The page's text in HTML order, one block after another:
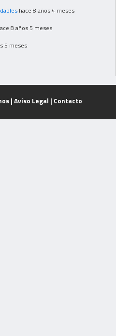
hace 8 años 4 meses
8 años 5 meses
5 meses
| Aviso Legal | Contacto